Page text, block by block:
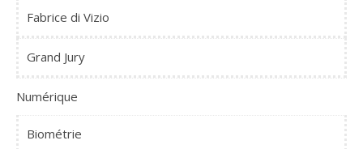
Fabrice di Vizio
Grand Jury
Numérique
Biométrie